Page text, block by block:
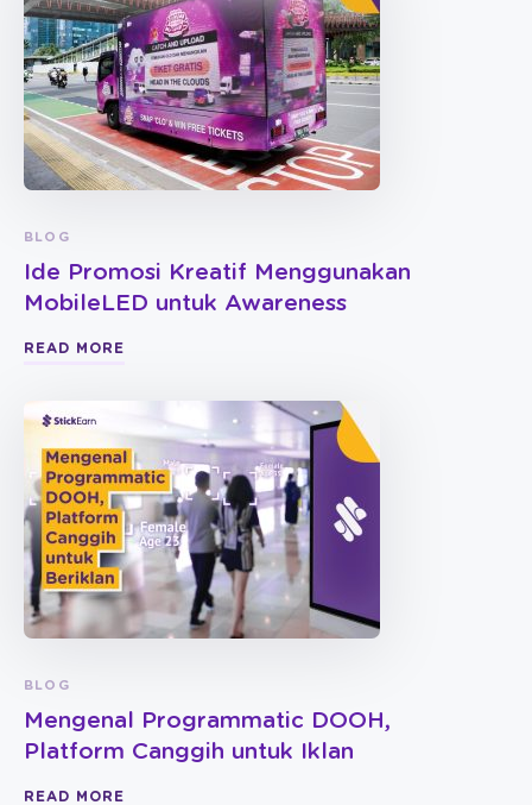
BLOG
Ide Promosi Kreatif Menggunakan
MobileLED untuk Awareness
READ MORE
BLOG
Mengenal Programmatic DOOH,
Platform Canggih untuk Iklan
READ MORE